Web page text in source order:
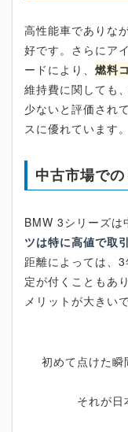
高性能車でありな
好です。さらにア
ードにより、 燃料
維持費に関しても
少ないと評価され
スに優れています。
中古市場で
BMW 3シリーズは
ツは特に高値で取
距離によっては、
定が付くこともあ
メリットが大きいで
初めて点けた瞬
それが日